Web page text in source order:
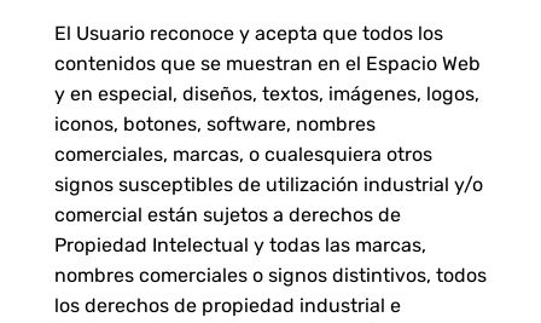
El Usuario reconoce y acepta que todos los
contenidos que se muestran en el Espacio Web
y en especial, diseños, textos, imágenes, logos,
iconos, botones, software, nombres
comerciales, marcas, o cualesquiera otros
signos susceptibles de utilización industrial y/o
comercial están sujetos a derechos de
Propiedad Intelectual y todas las marcas,
nombres comerciales o signos distintivos, todos
los derechos de propiedad industrial e